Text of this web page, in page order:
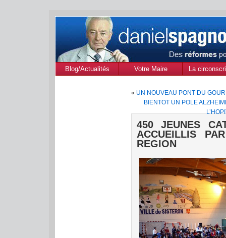
Blog/Actualités Votre Maire
La
« UN NOUVEAU PONT DU
BIENTOT UN POLE
450 JEUNES
ACCUEILLIS
REGION